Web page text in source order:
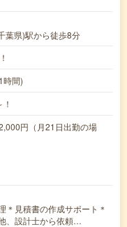
葉県)駅から徒歩8分
間)
円（月21日出勤の場
＊見積書の作成サポート＊
、設計士から依頼…